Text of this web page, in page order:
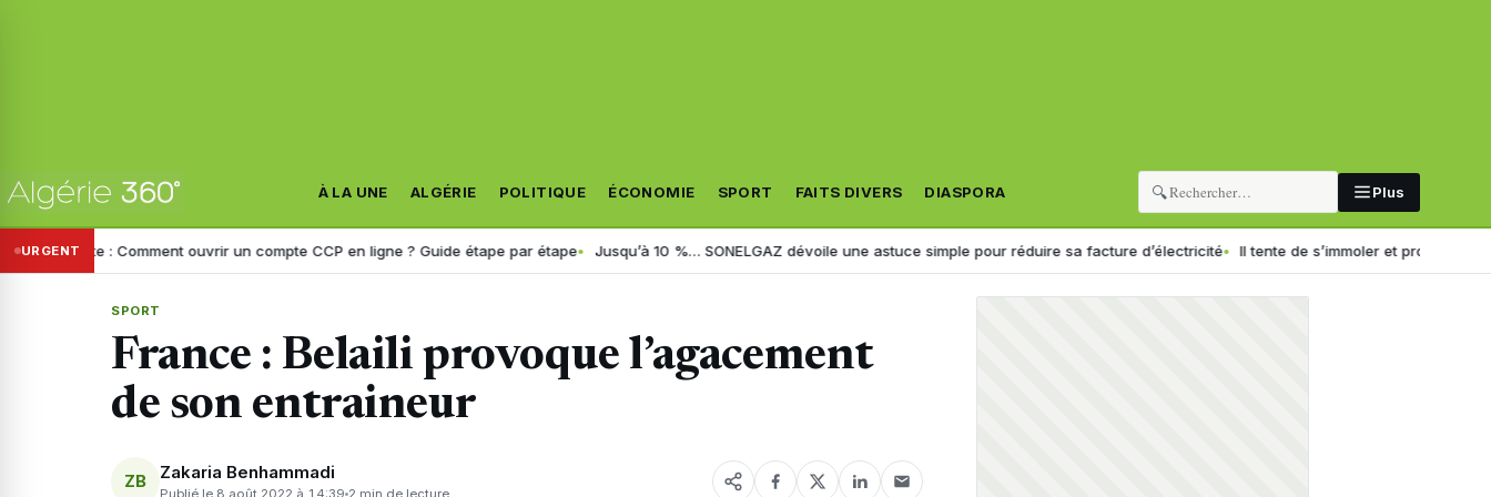
À LA UNE ALGÉRIE POLITIQUE ÉCONOMIE SPORT FAITS DIVERS DIASPORA 🔍 Plus
URGENT
: Comment ouvrir un compte CCP en ligne ? Guide étape par étape Jusqu’à 10 %… SONELGAZ dévoile une astuce simple pour réduire sa facture d’électricité Il tente de s’immoler et provoque un incendie
SPORT
France : Belaili provoque l’agacement
de son entraineur
ZB Zakaria Benhammadi
Publié le 8 août 2022 à 14:39 2 min de lecture